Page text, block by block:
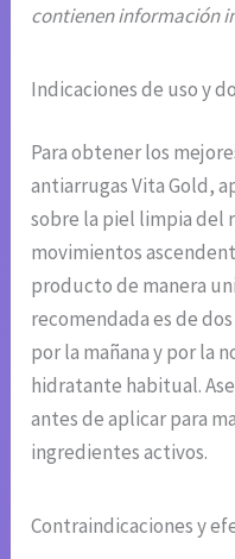
contienen información
Indicaciones de uso y
Para obtener los
antiarrugas Vita Gold,
sobre la piel limpia del
movimientos
producto de manera
recomendada es de
por la mañana y por la
hidratante habitual.
antes de aplicar para
ingredientes activos.
Contraindicaciones y